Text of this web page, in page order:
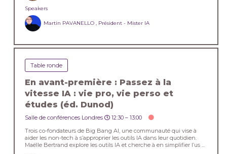
Speakers
Martin PAVANELLO , Président - Mister IA
Table ronde
En avant-première : Passez à la
vitesse IA : vie pro, vie perso et
études (éd. Dunod)
Salle de conférences Londres 12:30 –13:00
Trois co-fondateurs de Big Bang AI, une communauté qui vise à
aider les non-tech à s’approprier les outils IA dans leur quotidien.
Maëlle Bertrand explore les outils IA et cherche à en simplifier l’us ...